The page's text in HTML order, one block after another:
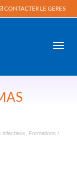
CONTACTER LE GERES
infectieux Formations /